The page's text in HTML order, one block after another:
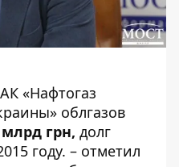
«Нафтогаз
облгазов
грн, долг
году. – отметил